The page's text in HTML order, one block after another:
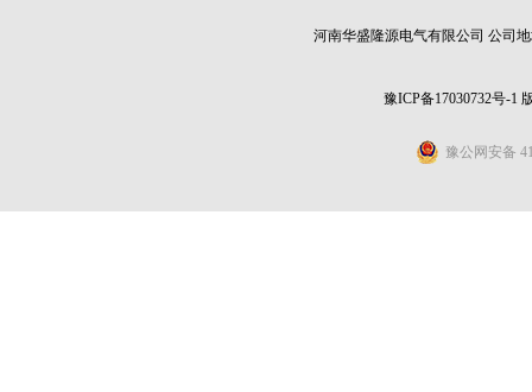
河南华盛隆源电气有限公司 公司
豫ICP备17030732号-1
豫公网安备